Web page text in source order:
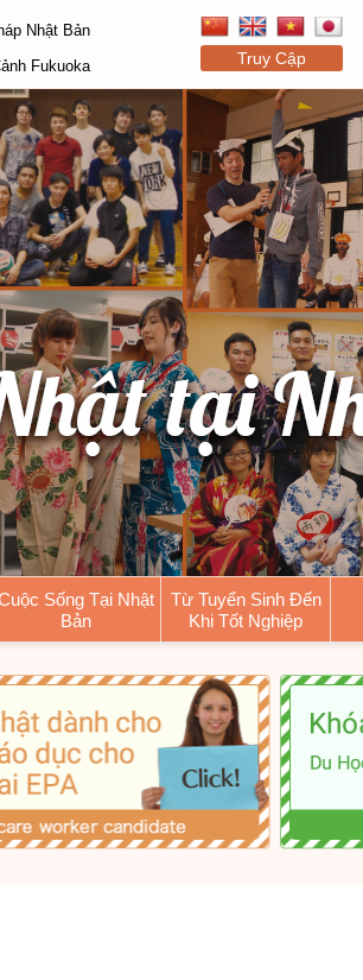
Nhật Bản
Fukuoka
Truy Cập
Lý
Sống Tại Nhật
Bản
Tin Xung Quanh Trường
Từ Tuyển Sinh Đến
Khi Tốt Nghiệp
Tóm Tắt Về Tuyển Sinh Dài Hạn
Quá Trình Đến Khi Tốt Nghiệp